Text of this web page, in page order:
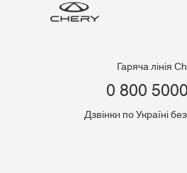
Гаряча лінія
0 800
Дзвінки по Україні